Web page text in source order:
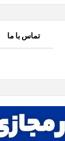
تماس با ما